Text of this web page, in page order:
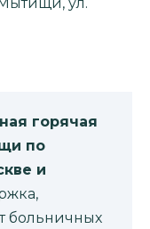
горячая
по
и
больничных